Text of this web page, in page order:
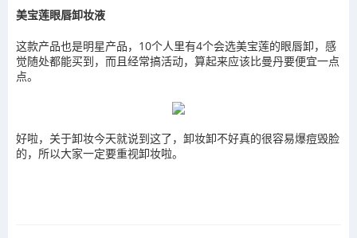
美宝莲眼唇卸妆液
这款产品也是明星产品，10个人里有4个会选美宝莲的眼唇卸，感
觉随处都能买到，而且经常搞活动，算起来应该比曼丹要便宜一点
点。
好啦，关于卸妆今天就说到这了，卸妆卸不好真的很容易爆痘毁脸
的，所以大家一定要重视卸妆啦。